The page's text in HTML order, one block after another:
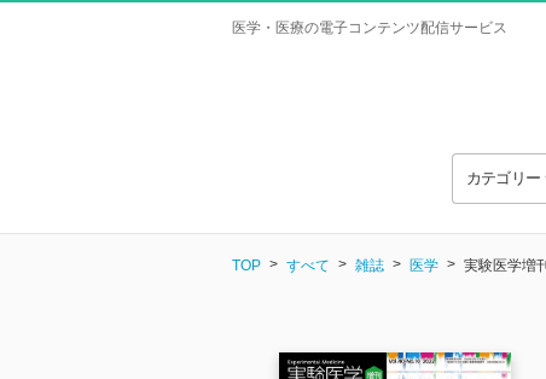
医学・医療の電子コンテンツ配信サービス
カテゴリー
TOP すべて 雑誌 医学 実験医学増